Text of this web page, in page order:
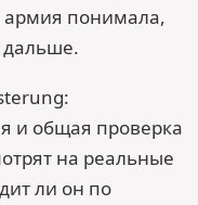
армия понимала,
дальше.
и общая проверка
на реальные
ли он по